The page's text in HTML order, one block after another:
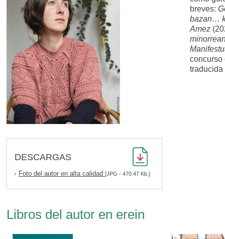
DESCARGAS
Foto del autor en alta calidad [JPG - 470.47 Kb.]
breves:
bazan…
Amez
concurso
Libros del autor en erein